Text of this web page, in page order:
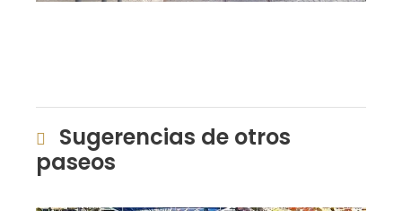
Sugerencias de otros
paseos